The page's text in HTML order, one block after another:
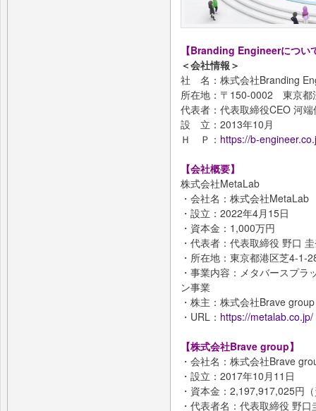
【Branding Engineerについ
＜会社情報＞
社 名：株式会社Branding
所在地：〒150-0002 東京都
代表者：代表取締役CEO 河
設 立：2013年10月
Ｈ Ｐ： https://b-
【会社概要】
株式会社MetaLab
・会社名：株式会社MetaLab
・設立：2022年4月15日
・資本金：1,000万円
・代表者：代表取締役 野口
・所在地：東京都港区芝4-1-
・事業内容：メタバースプ
ン事業
・株主：株式会社Brave
・URL： https://metalab.co.jp/
【株式会社Brave group】
・会社名：株式会社Brave
・設立：2017年10月11日
・資本金：2,197,917,025円
・代表者名：代表取締役 野口